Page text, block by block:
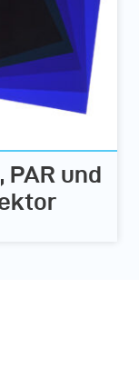
PAR und